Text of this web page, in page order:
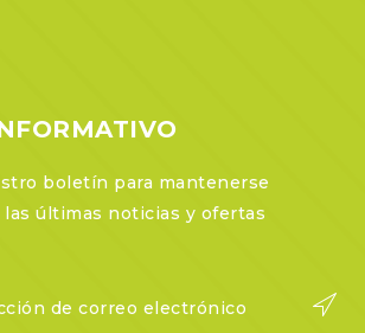
boletín para mantenerse
últimas noticias y ofertas